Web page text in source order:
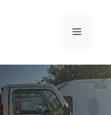
MENÚ